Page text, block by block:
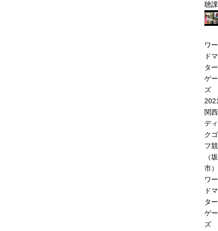
聴課
ワ
ド
タ
ゲ
ズ
関西
デ
ク
フ
（
市）
ワ
ド
タ
ゲ
ズ